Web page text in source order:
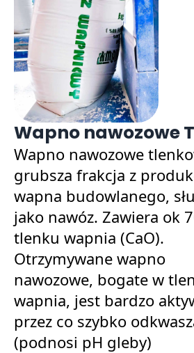
Wapno nawozowe
Wapno nawozowe
grubsza frakcja z
wapna budowlanego,
jako nawóz. Zawiera ok
tlenku wapnia (CaO).
Otrzymywane wapno
nawozowe, bogate w
wapnia, jest bardzo
przez co szybko
(podnosi pH gleby)